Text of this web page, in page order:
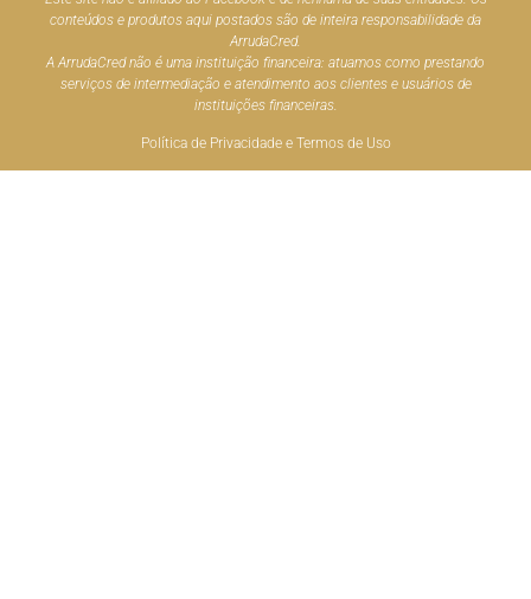
conteúdos e produtos aqui postados são de inteira responsabilidade da
ArrudaCred.
A ArrudaCred não é uma instituição financeira: atuamos como prestando
serviços de intermediação e atendimento aos clientes e usuários de
instituições financeiras.
Política de Privacidade e Termos de Uso